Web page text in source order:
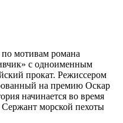
мотивам романа
с одноименным
прокат. Режиссером
на премию Оскар
начинается во время
морской пехоты